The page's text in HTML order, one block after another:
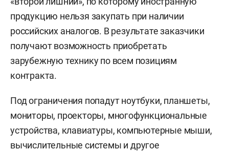
продукцию нельзя закупать при наличии
российских аналогов. В результате заказчики
получают возможность приобретать
зарубежную технику по всем позициям
контракта.
Под ограничения попадут ноутбуки, планшеты,
мониторы, проекторы, многофункциональные
устройства, клавиатуры, компьютерные мыши,
вычислительные системы и другое